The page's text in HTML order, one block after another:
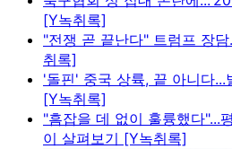
[Y녹취록]
"전쟁 곧 끝난다" 트럼프 장
취록]
'돌핀' 중국 상륙, 끝 아니다
[Y녹취록]
"흠잡을 데 없이 훌륭했다"...
이 살펴보기 [Y녹취록]